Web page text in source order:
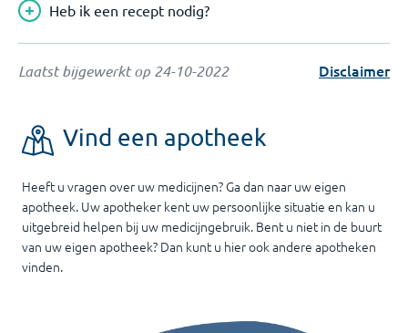
Heb ik een recept nodig?
Laatst bijgewerkt op 24-10-2022 Disclaimer
Vind een apotheek
Heeft u vragen over uw medicijnen? Ga dan naar uw eigen
apotheek. Uw apotheker kent uw persoonlijke situatie en kan u
uitgebreid helpen bij uw medicijngebruik. Bent u niet in de buurt
van uw eigen apotheek? Dan kunt u hier ook andere apotheken
vinden.